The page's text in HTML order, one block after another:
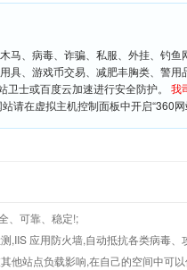
马、病毒、诈骗、私服、外挂、钓
具、游戏币交易、减肥丰胸类、警
卫士或百度云加速进行安全防护。 我
请在虚拟主机控制面板中开启“360
、可靠、稳定!;
,IIS 应用防火墙,自动抵抗各类病毒、
他站点负载影响,在自己的空间中可